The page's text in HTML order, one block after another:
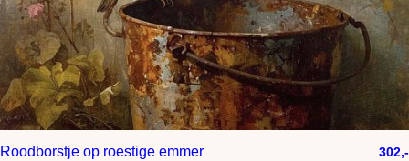
Roodborstje op roestige emmer 302,-